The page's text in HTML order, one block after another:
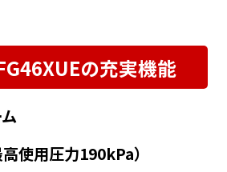
の充実機能
使用圧力190kPa）